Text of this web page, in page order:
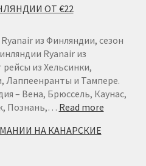
ОТ €22
из Финляндии, сезон
Ryanair из
из Хельсинки,
Лаппеенранты и Тампере.
– Вена, Брюссель, Каунас,
Познань,… Read more:
НА КАНАРСКИЕ